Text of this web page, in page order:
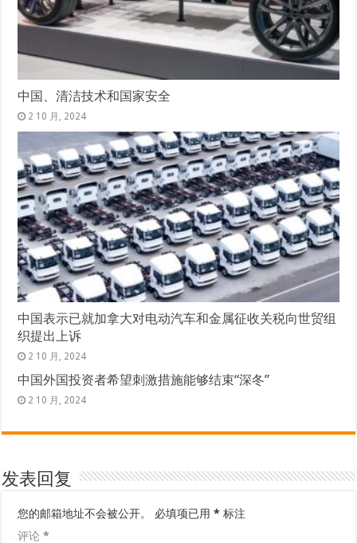
中国、清洁技术和国家安全
2 10 月, 2024
中国表示已就加拿大对电动汽车和金属征收关税向世贸组
织提出上诉
2 10 月, 2024
中国外国投资者希望刺激措施能够结束“深冬”
2 10 月, 2024
发表回复
您的邮箱地址不会被公开。 必填项已用* 标注
评论*